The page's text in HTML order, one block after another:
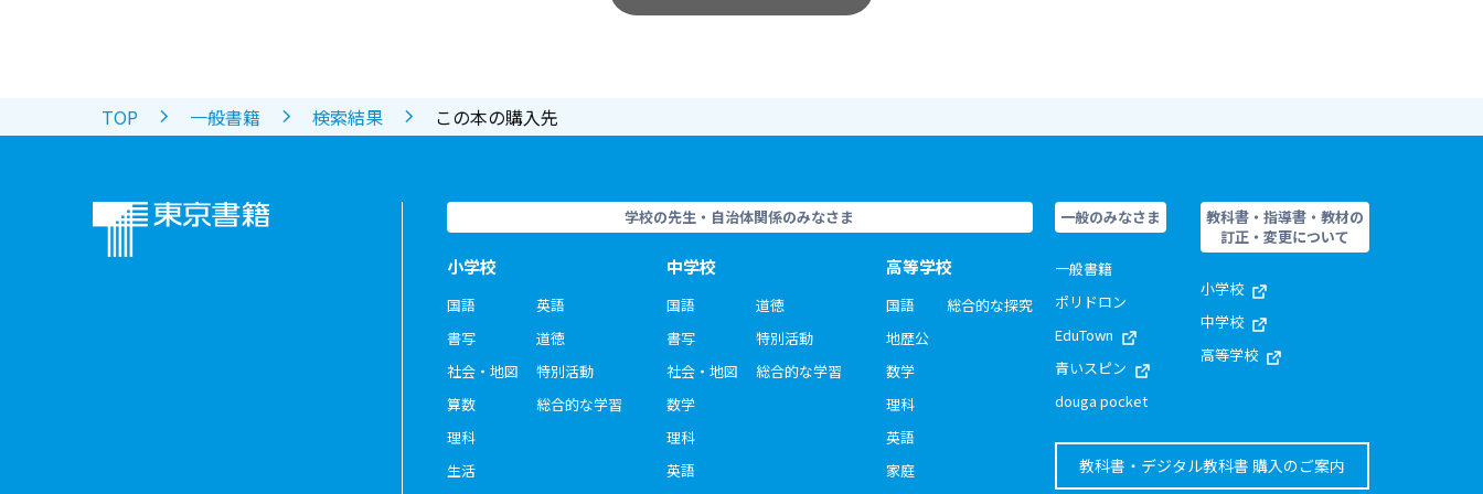
TOP 一般書籍 検索結果 この本の購入先
学校の先生・自治体関係のみなさま
小学校
国語
書写
社会・地図
算数
理科
生活
英語
道徳
特別活動
総合的な学習
中学校
国語
書写
社会・地図
数学
理科
英語
道徳
特別活動
総合的な学習
高等学校
国語
地歴公
数学
理科
英語
家庭
総合的な探究
一般のみなさま
一般書籍
ポリドロン
EduTown
青いスピン
douga pocket
教科書・指導書・教材の
訂正・変更について
小学校
中学校
高等学校
教科書・デジタル教科書 購入のご案内